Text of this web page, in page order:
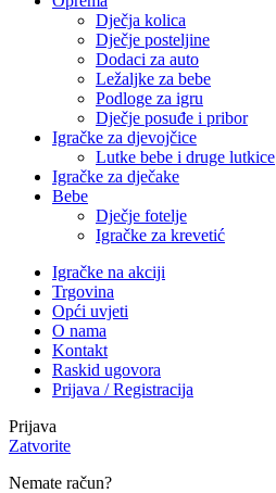
Dječja kolica
Dječje posteljine
Dodaci za auto
Ležaljke za bebe
Podloge za igru
Dječje posuđe i pribor
Igračke za djevojčice
Lutke bebe i druge lutkice
Igračke za dječake
Bebe
Dječje fotelje
Igračke za krevetić
Igračke na akciji
Trgovina
Opći uvjeti
O nama
Kontakt
Raskid ugovora
Prijava / Registracija
Prijava
Zatvorite
Nemate račun?